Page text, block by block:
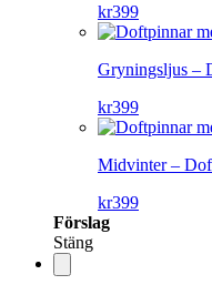
kr399
Gryningsljus –
kr399
Midvinter –
kr399
Förslag
Stäng